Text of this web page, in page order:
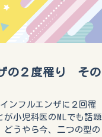
の２度罹り その
ンフルエンザに２回罹
が小児科医のMLでも話題
どうやら今、二つの型の